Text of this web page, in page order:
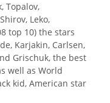
Topalov,
Leko,
top 10) the stars
Karjakin, Carlsen,
Grischuk, the best
well as World
kid, American star